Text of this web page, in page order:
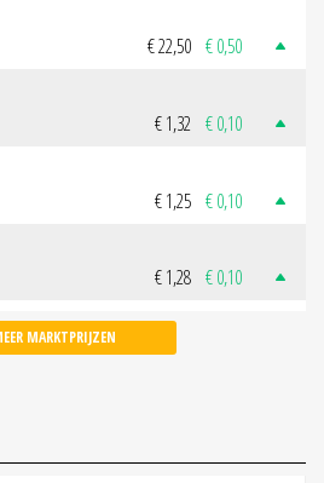
€ 22,50 € 0,50
€ 1,32 € 0,10
€ 1,25 € 0,10
€ 1,28 € 0,10
MARKTPRIJZEN